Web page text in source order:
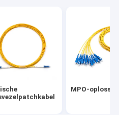
meer dan 10 W
MPO-